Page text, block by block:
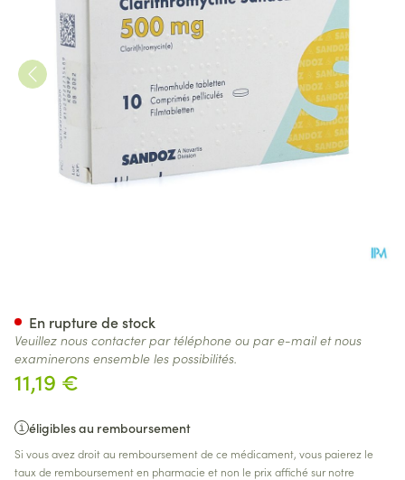
11,19 €
éligibles au remboursement
Si vous avez droit au remboursement de ce médicament, vous paierez le
taux de remboursement en pharmacie et non le prix affiché sur notre
En rupture de stock
Veuillez nous contacter par téléphone ou par e-mail et nous
examinerons ensemble les possibilités.